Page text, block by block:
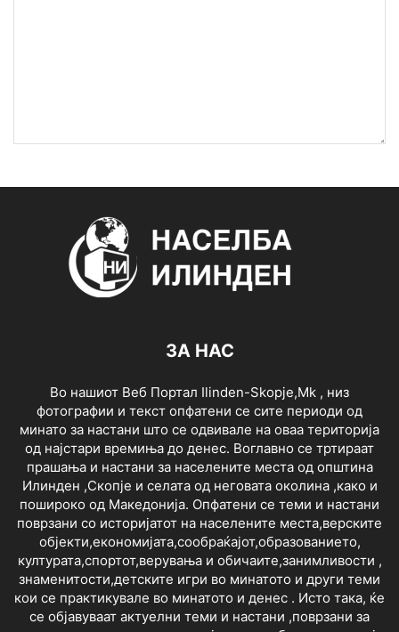
ЗА НАС
Во нашиот Веб Портал Ilinden-Skopje,Mk , низ
фотографии и текст опфатени се сите периоди од
минато за настани што се одвивале на оваа територија
од најстари времиња до денес. Воглавно се тртираат
прашања и настани за населените места од општина
Илинден ,Скопје и селата од неговата околина ,како и
пошироко од Македонија. Опфатени се теми и настани
поврзани со историјатот на населените места,верските
објекти,економијата,сообраќајот,образованието,
културата,спортот,верувања и обичаите,занимливости ,
знаменитости,детските игри во минатото и други теми
кои се практикувале во минатото и денес . Исто така, ќе
се објавуваат актуелни теми и настани ,поврзани за